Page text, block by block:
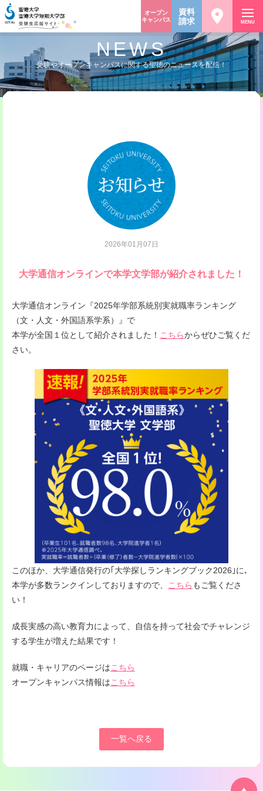
オープン
キャンパス
資料
請求
MENU
NEWS
受験やオープンキャンパスに関する聖徳のニュースを配信！
2026年01月07日
大学通信オンラインで本学文学部が紹介されました！
大学通信オンライン『2025年学部系統別実就職率ランキング
（文・人文・外国語系学系）』で
本学が全国１位として紹介されました！ こちらからぜひご覧くだ
さい。
このほか、大学通信発行の｢大学探しランキングブック2026｣に､
本学が多数ランクインしておりますので、
こちら もご覧くださ
い！
成長実感の高い教育力によって、自信を持って社会でチャレンジ
する学生が増えた結果です！
就職・キャリアのページはこちら
オープンキャンパス情報はこちら
一覧へ戻る